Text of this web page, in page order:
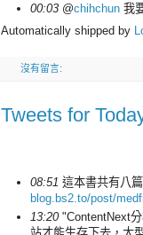
00:03 @chihchun 我
Automatically shipped by
沒有留言:
Tweets for
08:51 這本書共有八
blog.bs2.to/post/
13:20 "ContentNext